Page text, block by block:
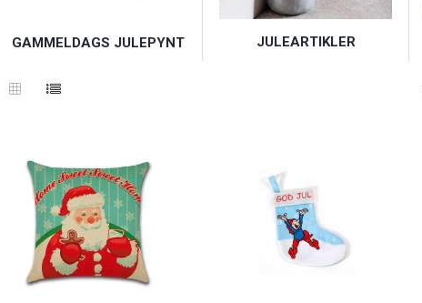
GAMMELDAGS JULEPYNT JULEARTIKLER